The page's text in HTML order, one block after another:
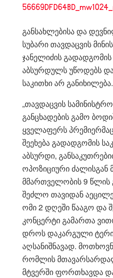
განსახლებისა და
სუბარი თავდაცვის
ჯანელიძის
აბსურდულს უწოდებს
საკითხი არ განიხილება.
„თავდაცვის
განცხადების გამო
ყველაფერს
შეეხება გადადგომის
აბსურდი,
ოპოზიციური ძალისგან
მმართველობის 9 წლის
შეძლო თავიდან
ომი 2 დღეში წააგო და
კონცერტი გამართა
დროს დაკარგული
აღსანიშნავად.
რომლის
მტვერში ფორთხავდა